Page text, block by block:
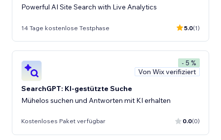
Powerful AI Site Search with Live Analytics
14 Tage kostenlose Testphase 5.0(1)
- 5 %
Von Wix verifiziert
SearchGPT: KI-gestützte Suche
Mühelos suchen und Antworten mit KI erhalten
Kostenloses Paket verfügbar 0.0(0)